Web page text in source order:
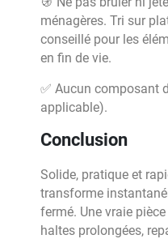
ménagères. Tri sur
conseillé pour les
en fin de vie.
✅ Aucun composant
applicable).
Conclusion
Solide, pratique et
transforme
fermé. Une vraie
haltes prolongées,